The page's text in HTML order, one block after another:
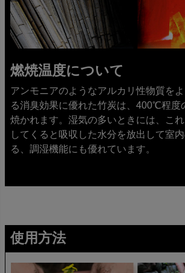
燃焼温度について
アンモニアのようなアルカリ性物質を
る消臭効果に優れた竹炭は、400℃程度
焼かれます。湿気の多いときには、こ
してくると吸収した水分を放出して室
る、調湿機能にも優れています。
使用方法